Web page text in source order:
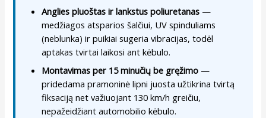
Anglies pluoštas ir lankstus poliuretanas —
medžiagos atsparios šalčiui, UV spinduliams
(neblunka) ir puikiai sugeria vibracijas, todėl
aptakas tvirtai laikosi ant kėbulo.
Montavimas per 15 minučių be gręžimo —
pridedama pramoninė lipni juosta užtikrina tvirtą
fiksaciją net važiuojant 130 km/h greičiu,
nepažeidžiant automobilio kėbulo.